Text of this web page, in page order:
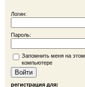
Логин:
Пароль:
Запомнить меня на этом
компьютере
регистрация для: